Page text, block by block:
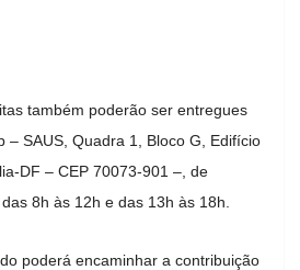
também poderão ser entregues
– SAUS, Quadra 1, Bloco G, Edifício
DF – CEP 70073-901 –, de
8h às 12h e das 13h às 18h.
poderá encaminhar a contribuição